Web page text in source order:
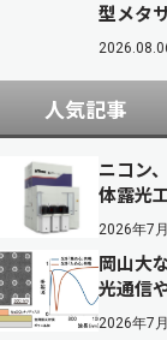
型メタ
人気記事
ニコン
体露光
2026年7
岡山大
光通信
2026年7